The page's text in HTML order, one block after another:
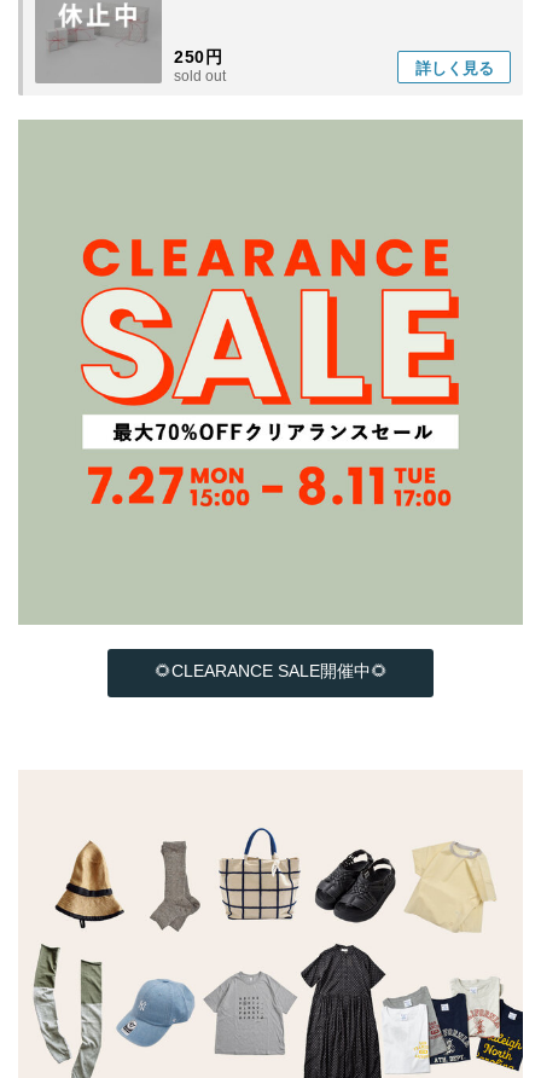
250円
sold out 詳しく 見る
🌻CLEARANCE SALE開催中🌻